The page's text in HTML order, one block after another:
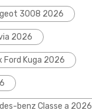
3008 2026
2026
Ford Kuga 2026
benz Classe a 2026